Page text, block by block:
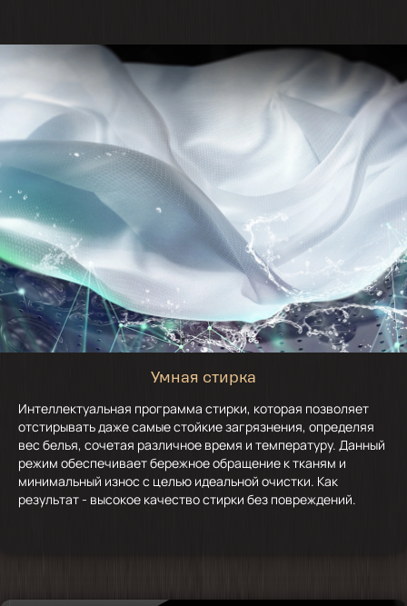
Умная стирка
Интеллектуальная программа стирки, которая позволяет
отстирывать даже самые стойкие загрязнения, определяя
вес белья, сочетая различное время и температуру. Данный
режим обеспечивает бережное обращение к тканям и
минимальный износ с целью идеальной очистки. Как
результат - высокое качество стирки без повреждений.